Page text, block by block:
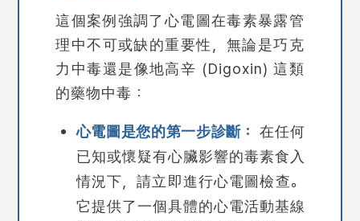
這個案例強調了心電圖在毒素暴露管
理中不可或缺的重要性，無論是巧克
力中毒還是像地高辛 (Digoxin) 這類
的藥物中毒：
心電圖是您的第一步診斷： 在任何
已知或懷疑有心臟影響的毒素食入
情況下，請立即進行心電圖檢查。
它提供了一個具體的心電活動基線